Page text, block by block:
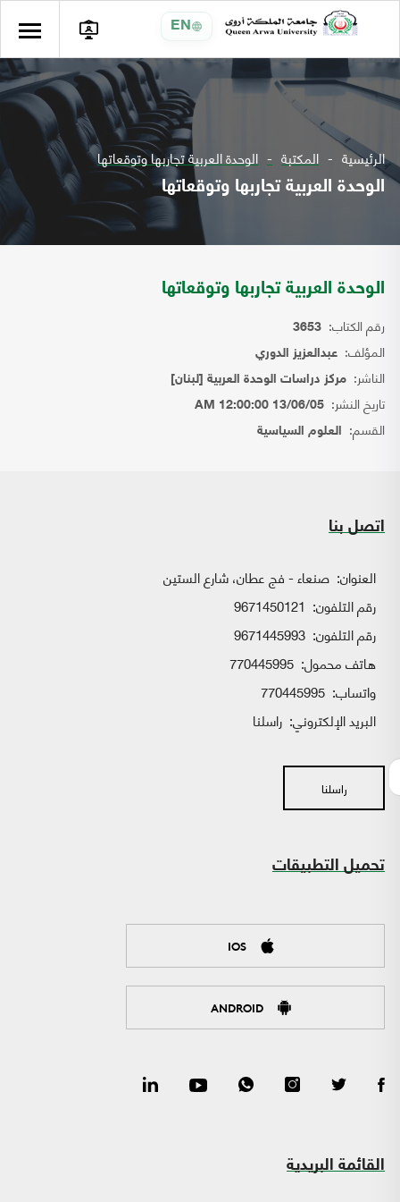
EN
الرئيسية المكتبة الوحدة العربية تجاربها وتوقعاتها
الوحدة العربية تجاربها وتوقعاتها
الوحدة العربية تجاربها وتوقعاتها
رقم الكتاب: 3653
المؤلف: عبدالعزيز الدوري
الناشر: مركز دراسات الوحدة العربية [لبنان]
تاريخ النشر: 13/06/05 12:00:00 AM
القسم: العلوم السياسية
اتصل بنا
العنوان: صنعاء - فج عطان، شارع الستين
رقم التلفون: 9671450121
رقم التلفون: 9671445993
هاتف محمول: 770445995
واتساب:
البريد الإلكتروني: راسلنا
راسلنا
تحميل التطبيقات
IOS
ANDROID
القائمة البريدية